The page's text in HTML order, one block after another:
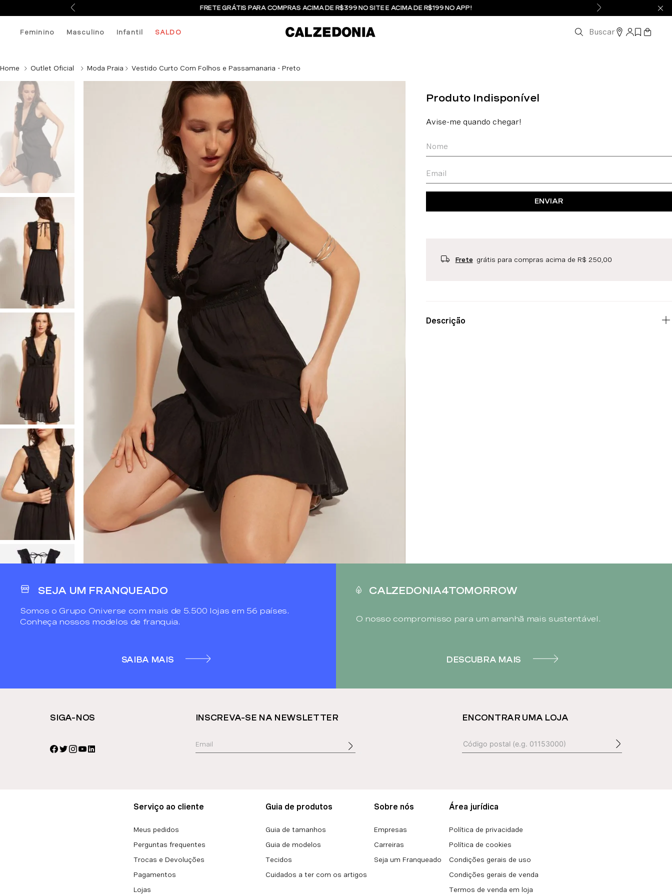
FRETE GRÁTIS PARA COMPRAS ACIMA DE R$399 NO SITE E ACIMA DE R$199 NO APP!
Feminino Masculino Infantil SALDO Buscar
Outlet Oficial Moda Praia Vestido Curto Com Folhos e Passamanaria - Preto
ENVIAR
Frete grátis para compras acima de R$ 250,00
Descrição
SEJA UM FRANQUEADO
Somos o Grupo Oniverse com mais de 5.500 lojas em 56 países.
Conheça nossos modelos de franquia.
SAIBA MAIS
CALZEDONIA4TOMORROW
O nosso compromisso para um amanhã mais sustentável.
DESCUBRA MAIS
SIGA-NOS INSCREVA-SE NA NEWSLETTER ENCONTRAR UMA LOJA
Serviço ao cliente
Meus pedidos
Perguntas frequentes
Trocas e Devoluções
Pagamentos
Lojas
Guia de produtos
Guia de tamanhos
Guia de modelos
Tecidos
Cuidados a ter com os artigos
Sobre nós
Empresas
Carreiras
Seja um Franqueado
Área jurídica
Política de privacidade
Política de cookies
Condições gerais de uso
Condições gerais de venda
Termos de venda em loja